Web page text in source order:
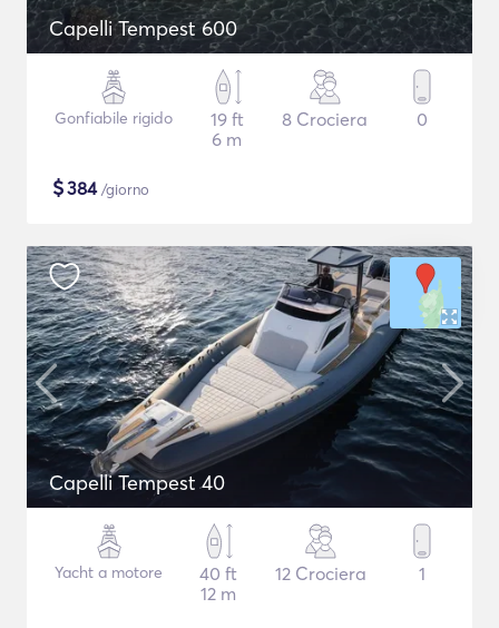
Capelli Tempest 600
Gonfiabile rigido
19 ft
6 m
8 Crociera 0
$384/giorno
Capelli Tempest 40
Yacht a motore
40 ft
12 m
12 Crociera 1